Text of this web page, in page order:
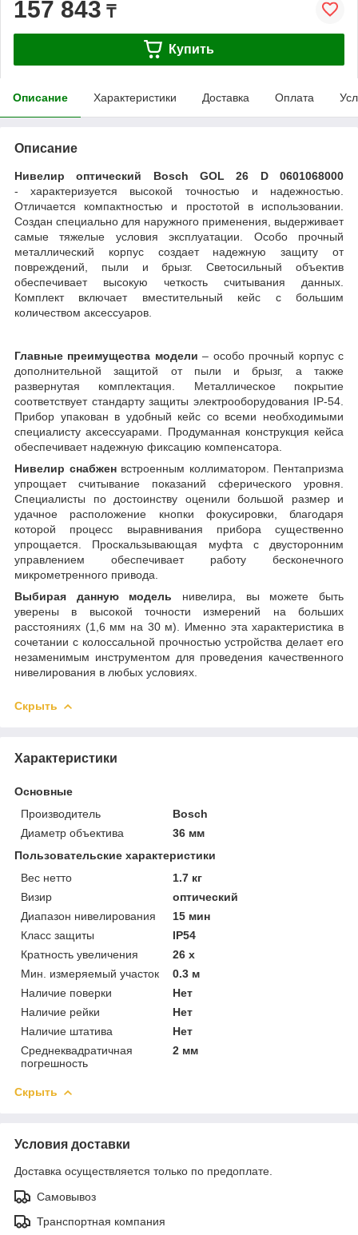
157 843 ₸
Купить
Описание Характеристики Доставка Оплата
Описание
Нивелир оптический Bosch GOL 26 D 0601068000
- характеризуется высокой точностью и надежностью.
Отличается компактностью и простотой в использовании.
Создан специально для наружного применения, выдерживает
самые тяжелые условия эксплуатации. Особо прочный
металлический корпус создает надежную защиту от
повреждений, пыли и брызг. Светосильный объектив
обеспечивает высокую четкость считывания данных.
Комплект включает вместительный кейс с большим
количеством аксессуаров.
Главные преимущества модели – особо прочный корпус с
дополнительной защитой от пыли и брызг, а также
развернутая комплектация. Металлическое покрытие
соответствует стандарту защиты электрооборудования IP-54.
Прибор упакован в удобный кейс со всеми необходимыми
специалисту аксессуарами. Продуманная конструкция кейса
обеспечивает надежную фиксацию компенсатора.
Нивелир снабженвстроенным коллиматором. Пентапризма
упрощает считывание показаний сферического уровня.
Специалисты по достоинству оценили большой размер и
удачное расположение кнопки фокусировки, благодаря
которой процесс выравнивания прибора существенно
упрощается. Проскальзывающая муфта с двусторонним
управлением обеспечивает работу бесконечного
микрометренного привода.
Выбирая данную модель нивелира, вы можете быть
уверены в высокой точности измерений на больших
расстояниях (1,6 мм на 30 м). Именно эта характеристика в
сочетании с колоссальной прочностью устройства делает его
незаменимым инструментом для проведения качественного
нивелирования в любых условиях.
Скрыть
Характеристики
Основные
Производитель
Bosch
Диаметр объектива
36 мм
Пользовательские характеристики
Вес нетто
1.7 кг
Визир
оптический
Диапазон нивелирования
15 мин
Класс защиты
IP54
Кратность увеличения
26 х
Мин. измеряемый участок
0.3 м
Наличие поверки
Нет
Наличие рейки
Нет
Наличие штатива
Нет
Среднеквадратичная
погрешность
2 мм
Скрыть
Условия доставки
Доставка осуществляется только по предоплате.
Самовывоз
Транспортная компания